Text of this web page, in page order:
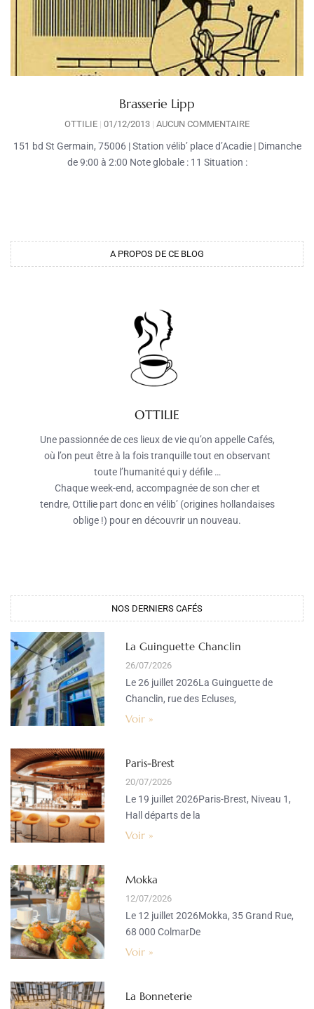
Brasserie Lipp
OTTILIE 01/12/2013 AUCUN COMMENTAIRE
151 bd St Germain, 75006 | Station vélib’ place d’Acadie | Dimanche
de 9:00 à 2:00 Note globale : 11 Situation :
A PROPOS DE CE BLOG
OTTILIE
Une passionnée de ces lieux de vie qu’on appelle Cafés,
où l’on peut être à la fois tranquille tout en observant
toute l’humanité qui y défile …
Chaque week-end, accompagnée de son cher et
tendre, Ottilie part donc en vélib’ (origines hollandaises
oblige !) pour en découvrir un nouveau.
NOS DERNIERS CAFÉS​
La Guinguette Chanclin
26/07/2026
Le 26 juillet 2026La Guinguette de
Chanclin, rue des Ecluses,
Voir »
Paris-Brest
20/07/2026
Le 19 juillet 2026Paris-Brest, Niveau 1,
Hall départs de la
Voir »
Mokka
12/07/2026
Le 12 juillet 2026Mokka, 35 Grand Rue,
68 000 ColmarDe
Voir »
La Bonneterie